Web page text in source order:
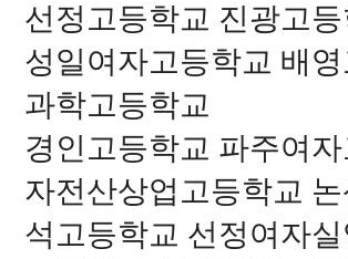
선정고등학교 진광고
성일여자고등학교 배
과학고등학교
경인고등학교 파주여
자전산상업고등학교
석고등학교 선정여자